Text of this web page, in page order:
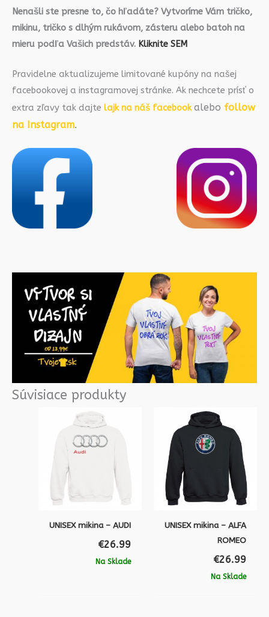
Nenašli ste presne to, čo hľadáte? Vytvoríme Vám tričko,
mikinu, tričko s dlhým rukávom, zásteru alebo batoh na
mieru podľa Vašich predstáv. Kliknite SEM
Pravidelne aktualizujeme limitované kupóny na našej
facebookovej a instagramovej stránke. Ak nechcete prísť o
extra zľavy tak dajte lajk na náš facebookalebo follow
na Instagram.
Súvisiace produkty
UNISEX mikina – AUDI
€26.99
Na Sklade
UNISEX mikina – ALFA
ROMEO
€26.99
Na Sklade